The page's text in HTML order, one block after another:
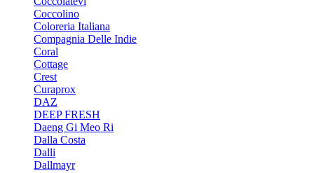
Coccolino
Coloreria Italiana
Compagnia Delle Indie
Coral
Cottage
Crest
Curaprox
DAZ
DEEP FRESH
Daeng Gi Meo Ri
Dalla Costa
Dalli
Dallmayr